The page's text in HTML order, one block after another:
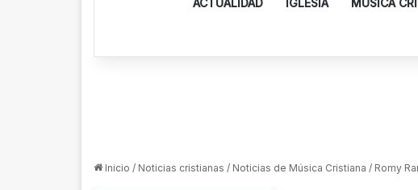
ACTUALIDAD IGLESIA MÚSICA
Inicio / Noticias cristianas / Noticias de Música Cristiana / Romy